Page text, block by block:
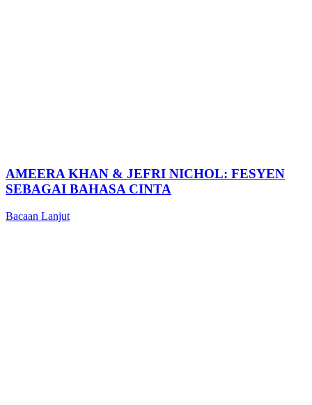
AMEERA KHAN & JEFRI NICHOL: FESYEN
SEBAGAI BAHASA CINTA
Bacaan Lanjut